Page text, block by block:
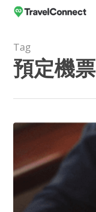
Skip
content
Tag
預定機票